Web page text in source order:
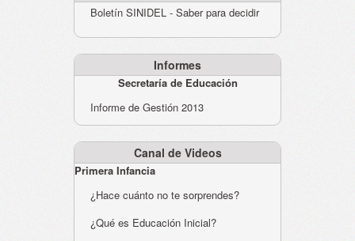
Boletín SINIDEL - Saber para decidir
Informes
Secretaría de Educación
Informe de Gestión 2013
Canal de Videos
Primera Infancia
¿Hace cuánto no te sorprendes?
¿Qué es Educación Inicial?